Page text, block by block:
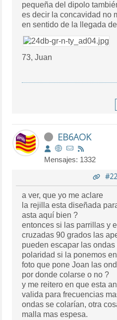
pequeña del dipolo
es decir la concavidad no
73, Juan
EB6AOK
Mensajes: 1332
a ver, que yo me aclare
la rejilla esta diseñada
asta aquí bien ?
entonces si las parrillas y
cruzadas 90 grados las
pueden escapar las
polaridad si la ponemos
foto que pone Joan las
por donde colarse o no ?
y me reitero en que esta
valida para frecuencias
ondas se colarían, otra
malla mas espesa.